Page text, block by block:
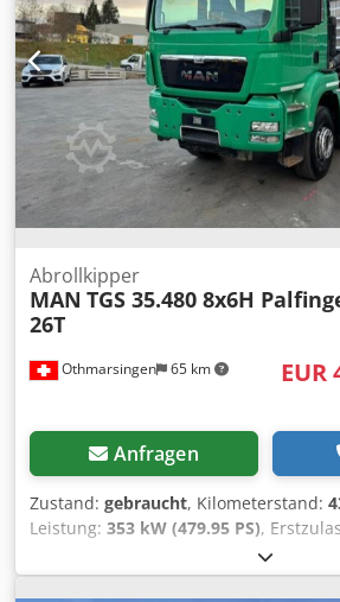
Othmarsingen 65 km
Abrollkipper
MAN TGS 35.480 8x6H
26T
EUR
Anfragen
Zustand: gebraucht, Kilometerstand:
Leistung: 353 kW (479.95 PS),
, Gesamtgewicht:
Retarder, Getriebetyp:mechanisch,